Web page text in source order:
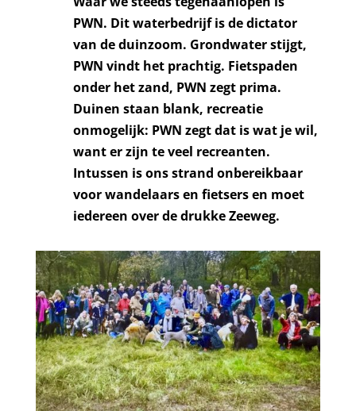
PWN. Dit waterbedrijf is de dictator
van de duinzoom. Grondwater stijgt,
PWN vindt het prachtig. Fietspaden
onder het zand, PWN zegt prima.
Duinen staan blank, recreatie
onmogelijk: PWN zegt dat is wat je wil,
want er zijn te veel recreanten.
Intussen is ons strand onbereikbaar
voor wandelaars en fietsers en moet
iedereen over de drukke Zeeweg.